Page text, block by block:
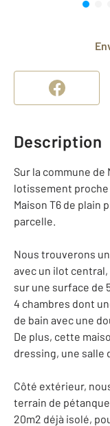
Description
Sur la commune de
lotissement proche
Maison T6 de plain
parcelle.
Nous trouverons
avec un ilot
sur une surface de
4 chambres dont
de bain avec une
De plus, cette
dressing, une salle
Côté extérieur,
terrain de
20m2 déjà isolé,